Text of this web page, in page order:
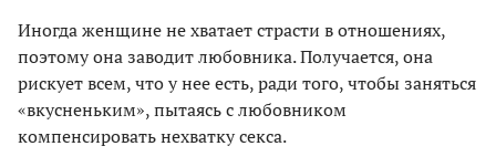
Иногда женщине не хватает страсти в отношениях,
поэтому она заводит любовника. Получается, она
рискует всем, что у нее есть, ради того, чтобы заняться
«вкусненьким», пытаясь с любовником
компенсировать нехватку секса.